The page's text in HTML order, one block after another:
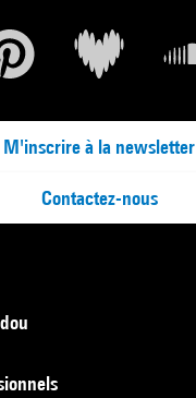
M'inscrire à la newsletter
Contactez-nous